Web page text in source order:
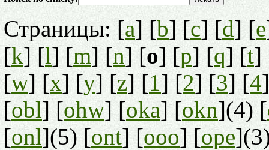
Страницы: [a] [b] [c] [d] [e
[k] [l] [m] [n] [o] [p] [q] [t]
[w] [x] [y] [z] [1] [2] [3] [4
[obl] [ohw] [oka] [okn](4) [
[onl](5) [ont] [ooo] [ope